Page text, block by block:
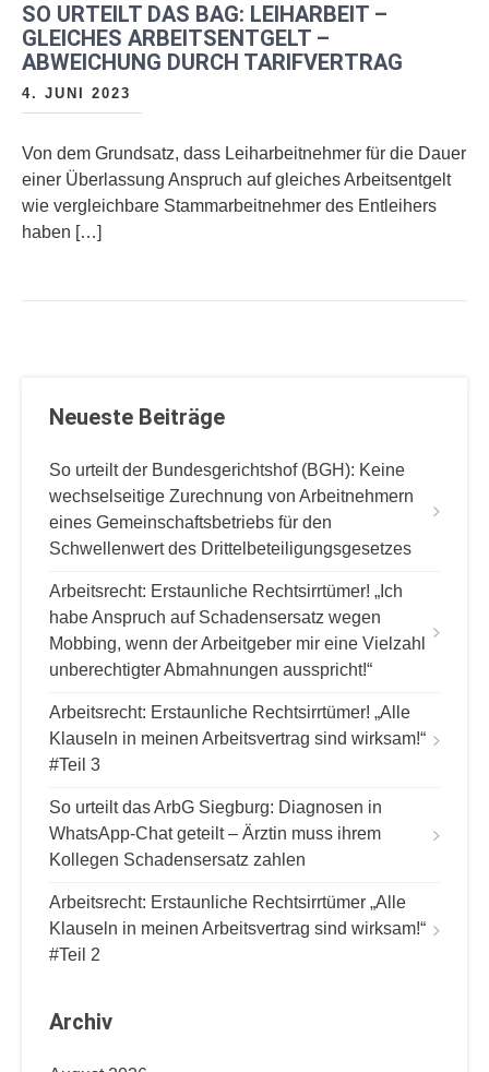
SO URTEILT DAS BAG: LEIHARBEIT –
GLEICHES ARBEITSENTGELT –
ABWEICHUNG DURCH TARIFVERTRAG
4. JUNI 2023
Von dem Grundsatz, dass Leiharbeitnehmer für die Dauer
einer Überlassung Anspruch auf gleiches Arbeitsentgelt
wie vergleichbare Stammarbeitnehmer des Entleihers
haben […]
Neueste Beiträge
So urteilt der Bundesgerichtshof (BGH): Keine
wechselseitige Zurechnung von Arbeitnehmern
eines Gemeinschaftsbetriebs für den
Schwellenwert des Drittelbeteiligungsgesetzes
Arbeitsrecht: Erstaunliche Rechtsirrtümer! „Ich
habe Anspruch auf Schadensersatz wegen
Mobbing, wenn der Arbeitgeber mir eine Vielzahl
unberechtigter Abmahnungen ausspricht!“
Arbeitsrecht: Erstaunliche Rechtsirrtümer! „Alle
Klauseln in meinen Arbeitsvertrag sind wirksam!“
#Teil 3
So urteilt das ArbG Siegburg: Diagnosen in
WhatsApp-Chat geteilt – Ärztin muss ihrem
Kollegen Schadensersatz zahlen
Arbeitsrecht: Erstaunliche Rechtsirrtümer „Alle
Klauseln in meinen Arbeitsvertrag sind wirksam!“
#Teil 2
Archiv